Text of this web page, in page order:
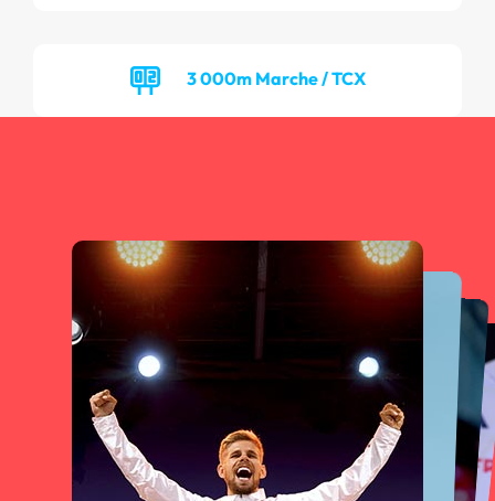
3 000m Marche / TCX